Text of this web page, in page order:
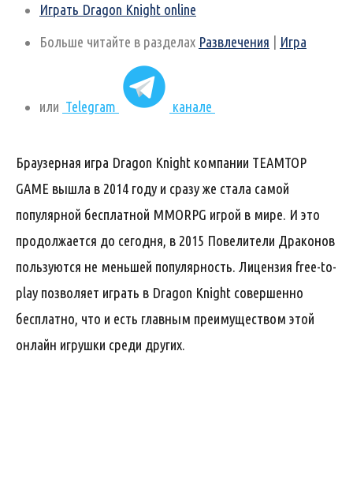
Играть Dragon Knight online
Больше читайте в разделах Развлечения Игра
или Telegram канале
Браузерная игра Dragon Knight компании TEAMTOP
GAME вышла в 2014 году и сразу же стала самой
популярной бесплатной MMORPG игрой в мире. И это
продолжается до сегодня, в 2015 Повелители Драконов
пользуются не меньшей популярность. Лицензия free-to-
play позволяет играть в Dragon Knight совершенно
бесплатно, что и есть главным преимуществом этой
онлайн игрушки среди других.